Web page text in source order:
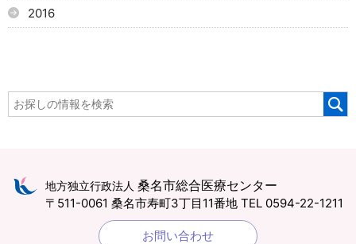
2016
地方独立行政法人 桑名市総合医療センター
〒511-0061 桑名市寿町3丁目11番地 TEL 0594-22-1211
お問い合わせ